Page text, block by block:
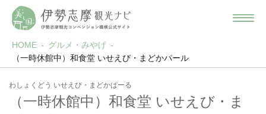
HOME
グルメ・みやげ
（一時休館中）和食堂 いせえび・まどかパール
わしょくどう いせえび・まどかぱーる
（一時休館中）和食堂 いせえび・ま